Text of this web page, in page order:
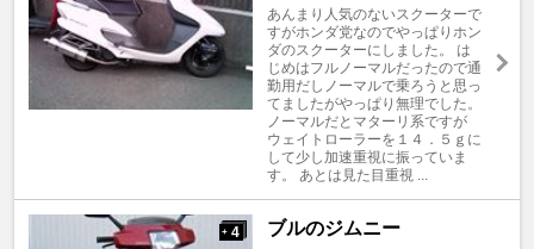
あんまり人気のないスクーターで
すがホンダ党なのでやっぱりホン
ダのスクーターにしました。 は
じめはフルノーマルだったので通
勤用だしノーマルで乗ろうと思っ
てましたがやっぱり無理でした。
ノーマルだとマターリ系ですが
ウェイトローラーを１４．５ｇに
して少し加速重視に振っていま
す。 あとは見た目重視 ...
+ 4 ブルのジムニー